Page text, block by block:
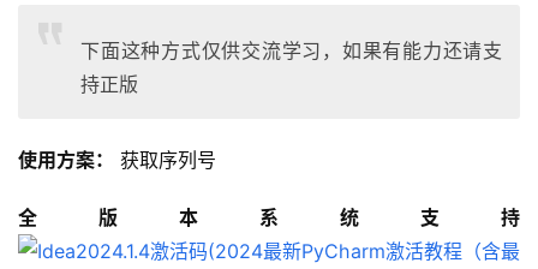
下面这种方式仅供交流学习，如果有能力还请支
持正版
使用方案： 获取序列号
全版本系统支持